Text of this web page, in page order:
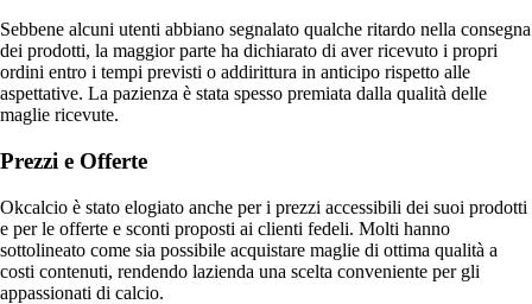
Sebbene alcuni utenti abbiano segnalato qualche ritardo nella consegna
dei prodotti, la maggior parte ha dichiarato di aver ricevuto i propri
ordini entro i tempi previsti o addirittura in anticipo rispetto alle
aspettative. La pazienza è stata spesso premiata dalla qualità delle
maglie ricevute.
Prezzi e Offerte
Okcalcio è stato elogiato anche per i prezzi accessibili dei suoi prodotti
e per le offerte e sconti proposti ai clienti fedeli. Molti hanno
sottolineato come sia possibile acquistare maglie di ottima qualità a
costi contenuti, rendendo lazienda una scelta conveniente per gli
appassionati di calcio.